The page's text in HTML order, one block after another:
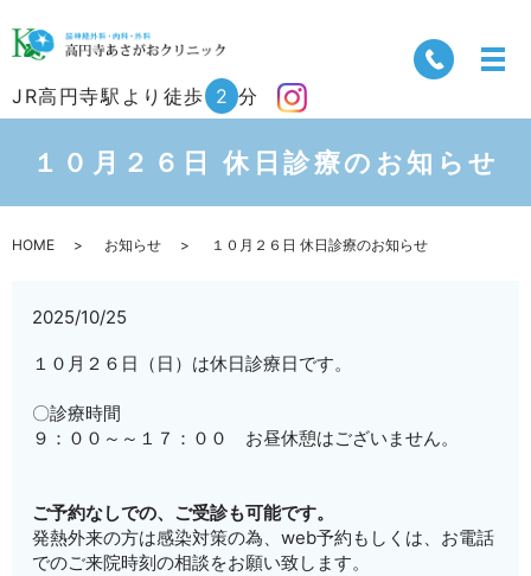
JR高円寺駅より徒歩 2 分
１０月２６日 休日診療のお知らせ
HOME お知らせ １０月２６日 休日診療のお知らせ
2025/10/25
１０月２６日（日）は休日診療日です。
〇診療時間
９：００～～１７：００ お昼休憩はございません。
ご予約なしでの、ご受診も可能です。
発熱外来の方は感染対策の為、web予約もしくは、お電話
でのご来院時刻の相談をお願い致します。